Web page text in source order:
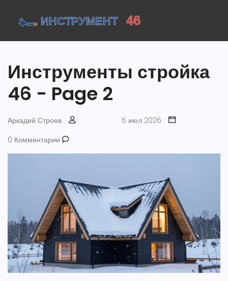
Инструменты стройка
46 - Page 2
Аркадий Строев
5 июл 2026
0 Комментарии